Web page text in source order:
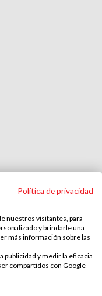
Política de privacidad
nuestros visitantes, para
y brindarle una
más información sobre las
publicidad y medir la eficacia
compartidos con Google